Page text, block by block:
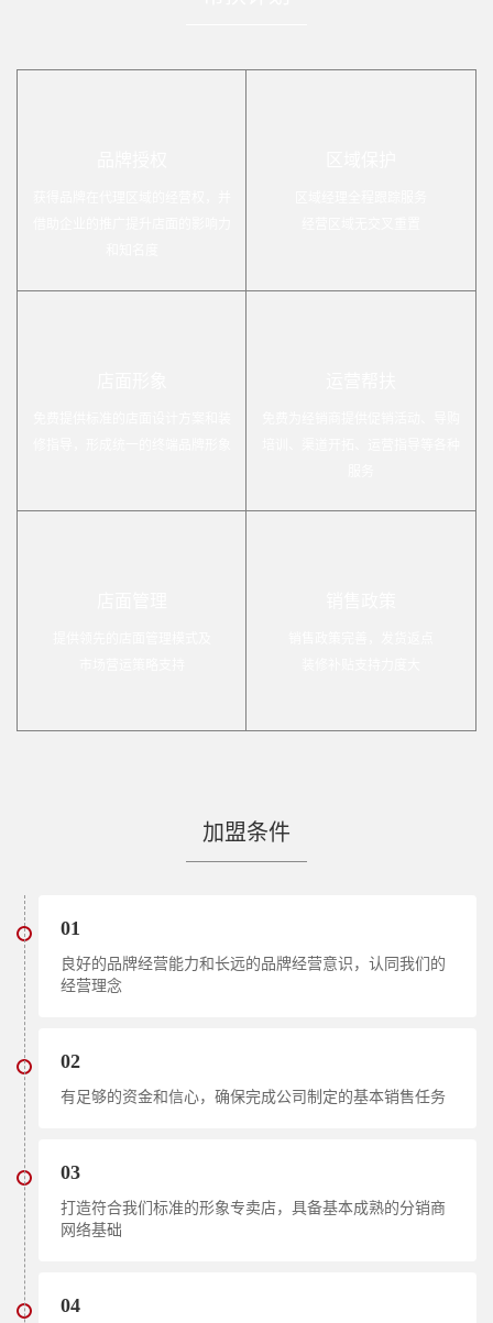
加盟条件
01
良好的品牌经营能力和长远的品牌经营意识，认同我们的
经营理念
02
有足够的资金和信心，确保完成公司制定的基本销售任务
03
打造符合我们标准的形象专卖店，具备基本成熟的分销商
网络基础
04